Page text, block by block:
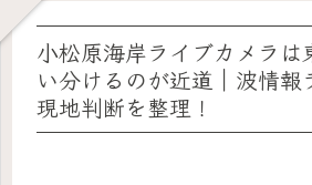
小松原海岸ライブカメラは
い分けるのが近道｜波情報
現地判断を整理！